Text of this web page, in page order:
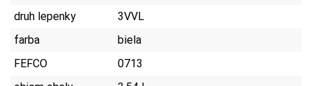
druh lepenky
3VVL
farba
biela
FEFCO
0713